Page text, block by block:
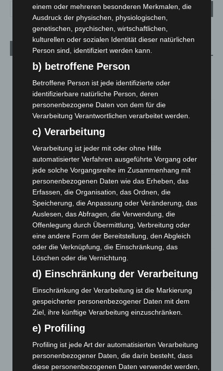
Aktuelle Beiträge
Region Hannover: 21 neue Notfallsanitäter starten beim
Mann läuft mit Hockeyschläger über A7 – Polizei sucht
Zeugen
5. August 2026
Celle: Mensch stirbt bei Bagger-Unfall auf Baustelle
5. August 2026
Gasleitung bei McDonald’s-Umbau in Langenhagen
beschädigt
5. August 2026
Anklage nach Abschaltung von „Archetyp Market“ erhoben
3. August 2026
Hannover: Polizei stoppt 166 Trunkenheitsfahrten bei
Großkontrolle
2. August 2026
Hannover Klassik Open Air 2026: Französische Oper im
Maschpark
Schwarz Digits und Zscaler starten souveräne Cloud-
Sicherheitsplattform für Europa
2. August 2026
einem oder mehreren besonderen Merkmalen, die
Ausdruck der physischen, physiologischen,
genetischen, psychischen, wirtschaftlichen,
kulturellen oder sozialen Identität dieser natürlichen
Person sind, identifiziert werden kann.
b) betroffene Person
Betroffene Person ist jede identifizierte oder
identifizierbare natürliche Person, deren
personenbezogene Daten von dem für die
Verarbeitung Verantwortlichen verarbeitet werden.
c) Verarbeitung
Verarbeitung ist jeder mit oder ohne Hilfe
automatisierter Verfahren ausgeführte Vorgang oder
jede solche Vorgangsreihe im Zusammenhang mit
personenbezogenen Daten wie das Erheben, das
Erfassen, die Organisation, das Ordnen, die
Speicherung, die Anpassung oder Veränderung, das
Auslesen, das Abfragen, die Verwendung, die
Offenlegung durch Übermittlung, Verbreitung oder
eine andere Form der Bereitstellung, den Abgleich
oder die Verknüpfung, die Einschränkung, das
Löschen oder die Vernichtung.
d) Einschränkung der Verarbeitung
Einschränkung der Verarbeitung ist die Markierung
gespeicherter personenbezogener Daten mit dem
Ziel, ihre künftige Verarbeitung einzuschränken.
e) Profiling
Profiling ist jede Art der automatisierten Verarbeitung
personenbezogener Daten, die darin besteht, dass
diese personenbezogenen Daten verwendet werden,